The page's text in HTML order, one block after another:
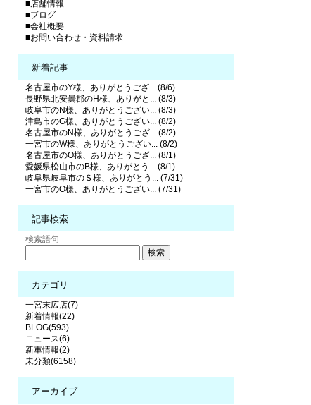
■店舗情報
■ブログ
■会社概要
■お問い合わせ・資料請求
新着記事
名古屋市のY様、ありがとうござ... (8/6)
長野県北安曇郡のH様、ありがと... (8/3)
岐阜市のN様、ありがとうござい... (8/3)
津島市のG様、ありがとうござい... (8/2)
名古屋市のN様、ありがとうござ... (8/2)
一宮市のW様、ありがとうござい... (8/2)
名古屋市のO様、ありがとうござ... (8/1)
愛媛県松山市のB様、ありがとう... (8/1)
岐阜県岐阜市のＳ様、ありがとう... (7/31)
一宮市のO様、ありがとうござい... (7/31)
記事検索
検索語句
カテゴリ
一宮末広店(7)
新着情報(22)
BLOG(593)
ニュース(6)
新車情報(2)
未分類(6158)
アーカイブ